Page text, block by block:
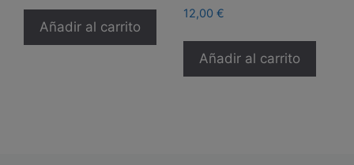
Añadir al carrito
12,00 €
Añadir al carrito